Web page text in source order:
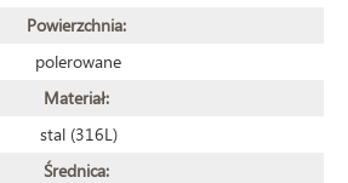
Powierzchnia:
polerowane
Materiał:
stal (316L)
Średnica: